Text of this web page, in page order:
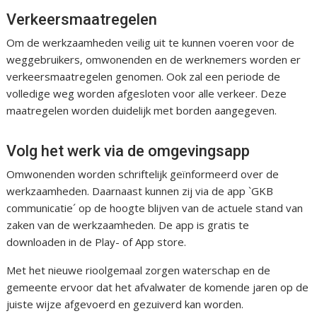
Verkeersmaatregelen
Om de werkzaamheden veilig uit te kunnen voeren voor de
weggebruikers, omwonenden en de werknemers worden er
verkeersmaatregelen genomen. Ook zal een periode de
volledige weg worden afgesloten voor alle verkeer. Deze
maatregelen worden duidelijk met borden aangegeven.
Volg het werk via de omgevingsapp
Omwonenden worden schriftelijk geïnformeerd over de
werkzaamheden. Daarnaast kunnen zij via de app `GKB
communicatie´ op de hoogte blijven van de actuele stand van
zaken van de werkzaamheden. De app is gratis te
downloaden in de Play- of App store.
Met het nieuwe rioolgemaal zorgen waterschap en de
gemeente ervoor dat het afvalwater de komende jaren op de
juiste wijze afgevoerd en gezuiverd kan worden.